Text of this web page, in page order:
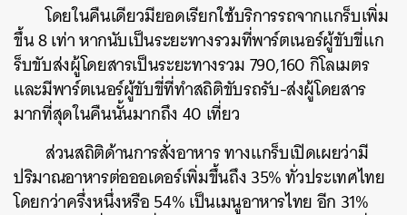
โดยในคืนเดียวมียอดเรียกใช้บริการรถจากแกร็บเพิ่ม
ขึ้น 8 เท่า หากนับเป็นระยะทางรวมที่พาร์ตเนอร์ผู้ขับขี่แก
ร็บขับส่งผู้โดยสารเป็นระยะทางรวม 790,160 กิโลเมตร
และมีพาร์ตเนอร์ผู้ขับขี่ที่ทำสถิติขับรถรับ-ส่งผู้โดยสาร
มากที่สุดในคืนนั้นมากถึง 40 เที่ยว
ส่วนสถิติด้านการสั่งอาหาร ทางแกร็บเปิดเผยว่ามี
ปริมาณอาหารต่อออเดอร์เพิ่มขึ้นถึง 35% ทั่วประเทศไทย
โดยกว่าครึ่งหนึ่งหรือ 54% เป็นเมนูอาหารไทย อีก 31%